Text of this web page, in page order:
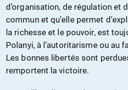
d’organisation, de régulation et
commun et qu’elle permet
la richesse et le pouvoir, est
Polanyi, à l’autoritarisme ou au
Les bonnes libertés sont
remportent la victoire.